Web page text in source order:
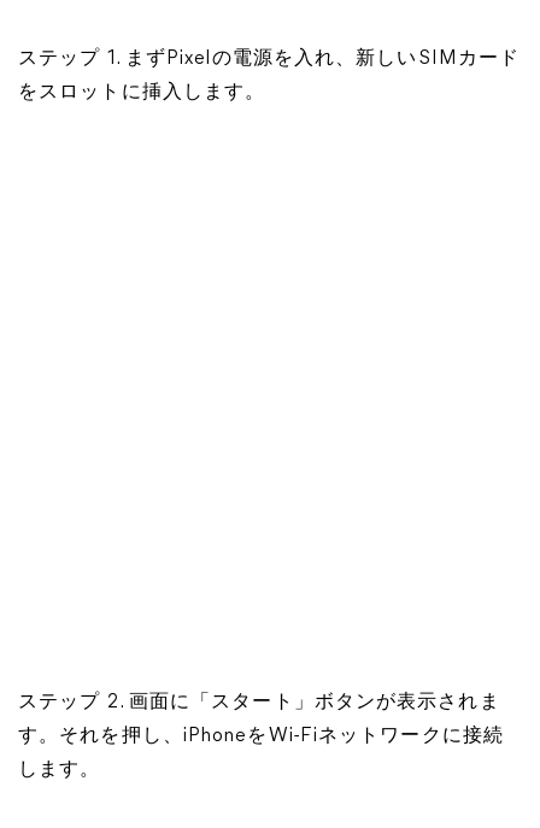
ステップ 1. まずPixelの電源を入れ、新しいSIMカード
をスロットに挿入します。
ステップ 2. 画面に「スタート」ボタンが表示されま
す。それを押し、iPhoneをWi-Fiネットワークに接続
します。